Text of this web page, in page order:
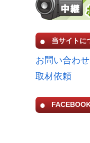
当サイトに
お問い合わせ
取材依頼